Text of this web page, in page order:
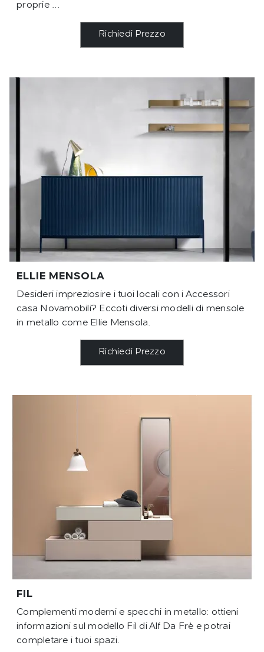
proprie ...
Richiedi Prezzo
ELLIE MENSOLA
Desideri impreziosire i tuoi locali con i Accessori
casa Novamobili? Eccoti diversi modelli di mensole
in metallo come Ellie Mensola.
Richiedi Prezzo
FIL
Complementi moderni e specchi in metallo: ottieni
informazioni sul modello Fil di Alf Da Frè e potrai
completare i tuoi spazi.